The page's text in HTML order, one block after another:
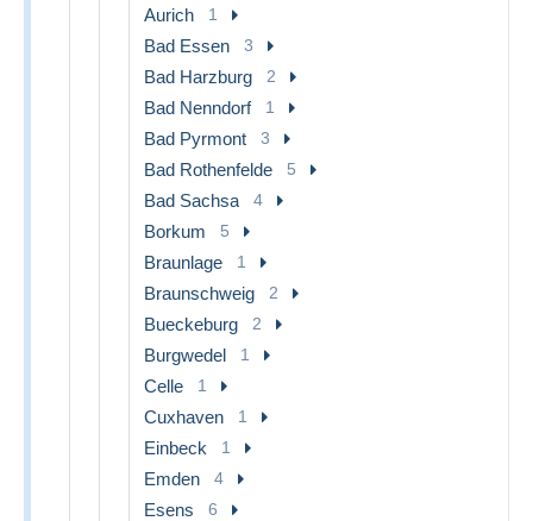
Aurich 1
Bad Essen 3
Bad Harzburg 2
Bad Nenndorf 1
Bad Pyrmont 3
Bad Rothenfelde 5
Bad Sachsa 4
Borkum 5
Braunlage 1
Braunschweig 2
Bueckeburg 2
Burgwedel 1
Celle 1
Cuxhaven 1
Einbeck 1
Emden 4
Esens 6